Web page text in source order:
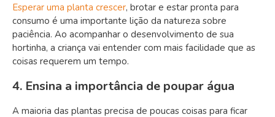
Esperar uma planta crescer, brotar e estar pronta para
consumo é uma importante lição da natureza sobre
paciência. Ao acompanhar o desenvolvimento de sua
hortinha, a criança vai entender com mais facilidade que as
coisas requerem um tempo.
4. Ensina a importância de poupar água
A maioria das plantas precisa de poucas coisas para ficar